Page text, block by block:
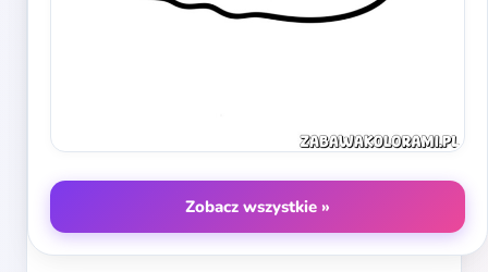
Zobacz wszystkie »